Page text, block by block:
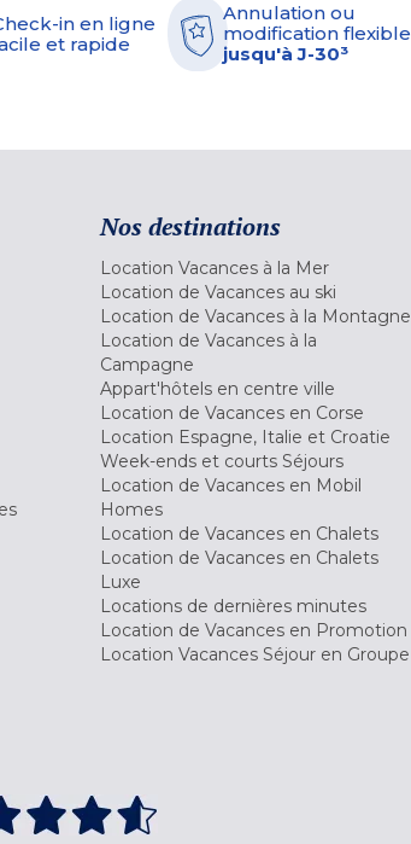
in en ligne
et rapide
Annulation ou
modification flexible
jusqu'à J-30³
Nos destinations
Location Vacances à la Mer
Location de Vacances au ski
Location de Vacances à la Montagne
Location de Vacances à la
Campagne
Appart'hôtels en centre ville
Location de Vacances en Corse
Location Espagne, Italie et Croatie
Week-ends et courts Séjours
Location de Vacances en Mobil
Homes
Location de Vacances en Chalets
Location de Vacances en Chalets
Luxe
Locations de dernières minutes
Location de Vacances en Promotion
Location Vacances Séjour en Groupe